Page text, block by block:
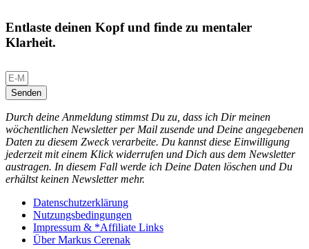
Entlaste deinen Kopf und finde zu mentaler
Klarheit.
Senden
Durch deine Anmeldung stimmst Du zu, dass ich Dir meinen
wöchentlichen Newsletter per Mail zusende und Deine angegebenen
Daten zu diesem Zweck verarbeite. Du kannst diese Einwilligung
jederzeit mit einem Klick widerrufen und Dich aus dem Newsletter
austragen. In diesem Fall werde ich Deine Daten löschen und Du
erhältst keinen Newsletter mehr.
Datenschutzerklärung
Nutzungsbedingungen
Impressum & *Affiliate Links
Über Markus Cerenak